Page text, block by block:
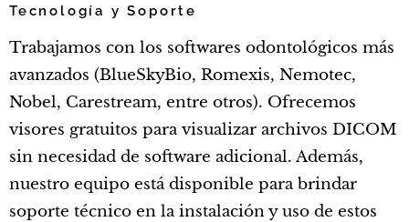
Tecnología y Soporte
Trabajamos con los softwares odontológicos más
avanzados (BlueSkyBio, Romexis, Nemotec,
Nobel, Carestream, entre otros). Ofrecemos
visores gratuitos para visualizar archivos DICOM
sin necesidad de software adicional. Además,
nuestro equipo está disponible para brindar
soporte técnico en la instalación y uso de estos